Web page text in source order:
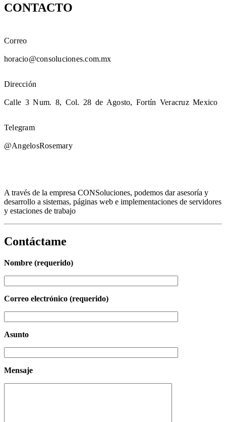
CONTACTO
Correo
horacio@consoluciones.com.mx
Dirección
Calle 3 Num. 8, Col. 28 de Agosto, Fortín Veracruz Mexico
Telegram
@AngelosRosemary
A través de la empresa CONSoluciones, podemos dar asesoría y
desarrollo a sistemas, páginas web e implementaciones de servidores
y estaciones de trabajo
Contáctame
Nombre (requerido)
Correo electrónico (requerido)
Asunto
Mensaje